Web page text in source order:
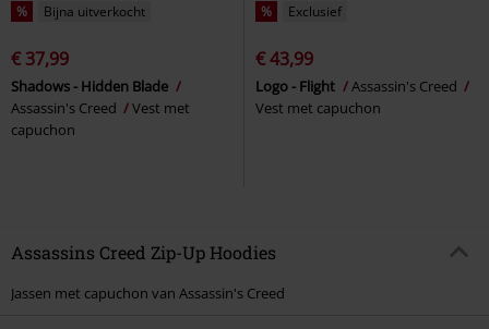
% Bijna uitverkocht
€ 37,99
Shadows - Hidden Blade
Assassin's Creed
Vest met
capuchon
% Exclusief
€ 43,99
Logo - Flight
Assassin's Creed
Vest met capuchon
Assassins Creed Zip-Up Hoodies
Jassen met capuchon van Assassin's Creed